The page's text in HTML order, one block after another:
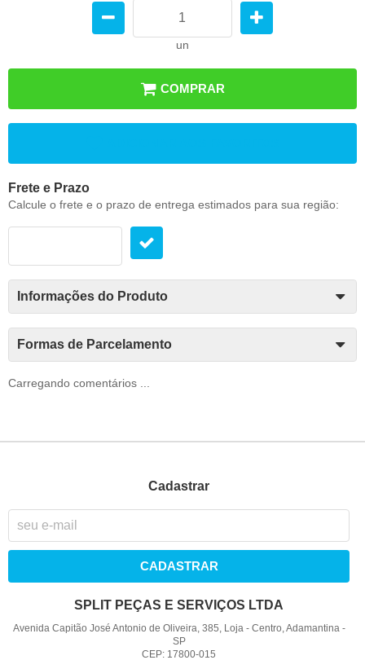
un
COMPRAR
Frete e Prazo
Calcule o frete e o prazo de entrega estimados para sua região:
Informações do Produto
Formas de Parcelamento
Carregando comentários ...
Cadastrar
CADASTRAR
SPLIT PEÇAS E SERVIÇOS LTDA
Avenida Capitão José Antonio de Oliveira, 385, Loja- Centro, Adamantina-
SP
CEP: 17800-015